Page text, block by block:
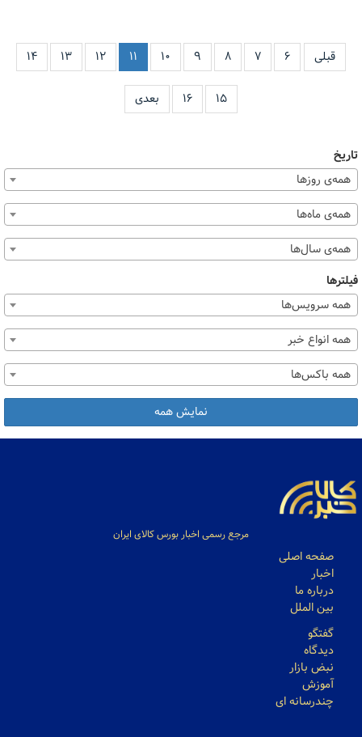
قبلی ۶ ۷ ۸ ۹ ۱۰ ۱۱ ۱۲ ۱۳ ۱۴
۱۵ ۱۶ بعدی
تاریخ
همه‌ی روزها
همه‌ی ماه‌ها
همه‌ی سال‌ها
فیلترها
همه سرویس‌ها
همه انواع خبر
همه باکس‌ها
نمایش همه
مرجع رسمی اخبار بورس کالای ایران
صفحه اصلی
اخبار
درباره ما
بین الملل
گفتگو
دیدگاه
نبض بازار
آموزش
چندرسانه ای